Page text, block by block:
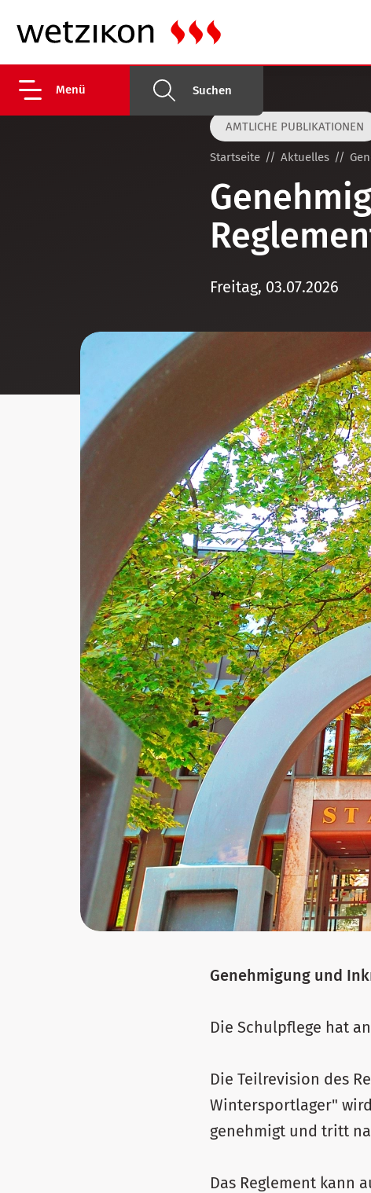
Menü Suchen
AMTLICHE PUBLIKATIONEN
Startseite Aktuelles
Freitag, 03.07.2026
Genehmigung und
Die Schulpflege hat
Die Teilrevision des
Wintersportlager" wird
genehmigt und tritt
Das Reglement kann